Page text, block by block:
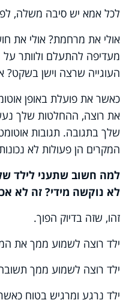
לכל אמא יש סיבה משלה,
אולי את מרחמת? אולי את
מעדיפה להתעלם ולוותר על
העוגייה שרצה וישן בשקט?
כאשר את פועלת באופן
את רוצה, ההחלטות שלך
שלך בתגובה. תגובות
המקרים הן פעולות לא
למה חשוב שתעני לילד
לא נוקשה מידי? זה לא
זהו, שזה בדיוק הפוך.
ילד רוצה לשמוע ממך את
ילד רוצה לשמוע ממך
ילד נרגע ומרגיש בטוח